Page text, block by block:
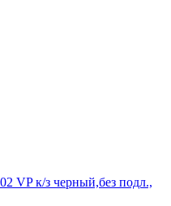
VP к/з черный,без подл.,